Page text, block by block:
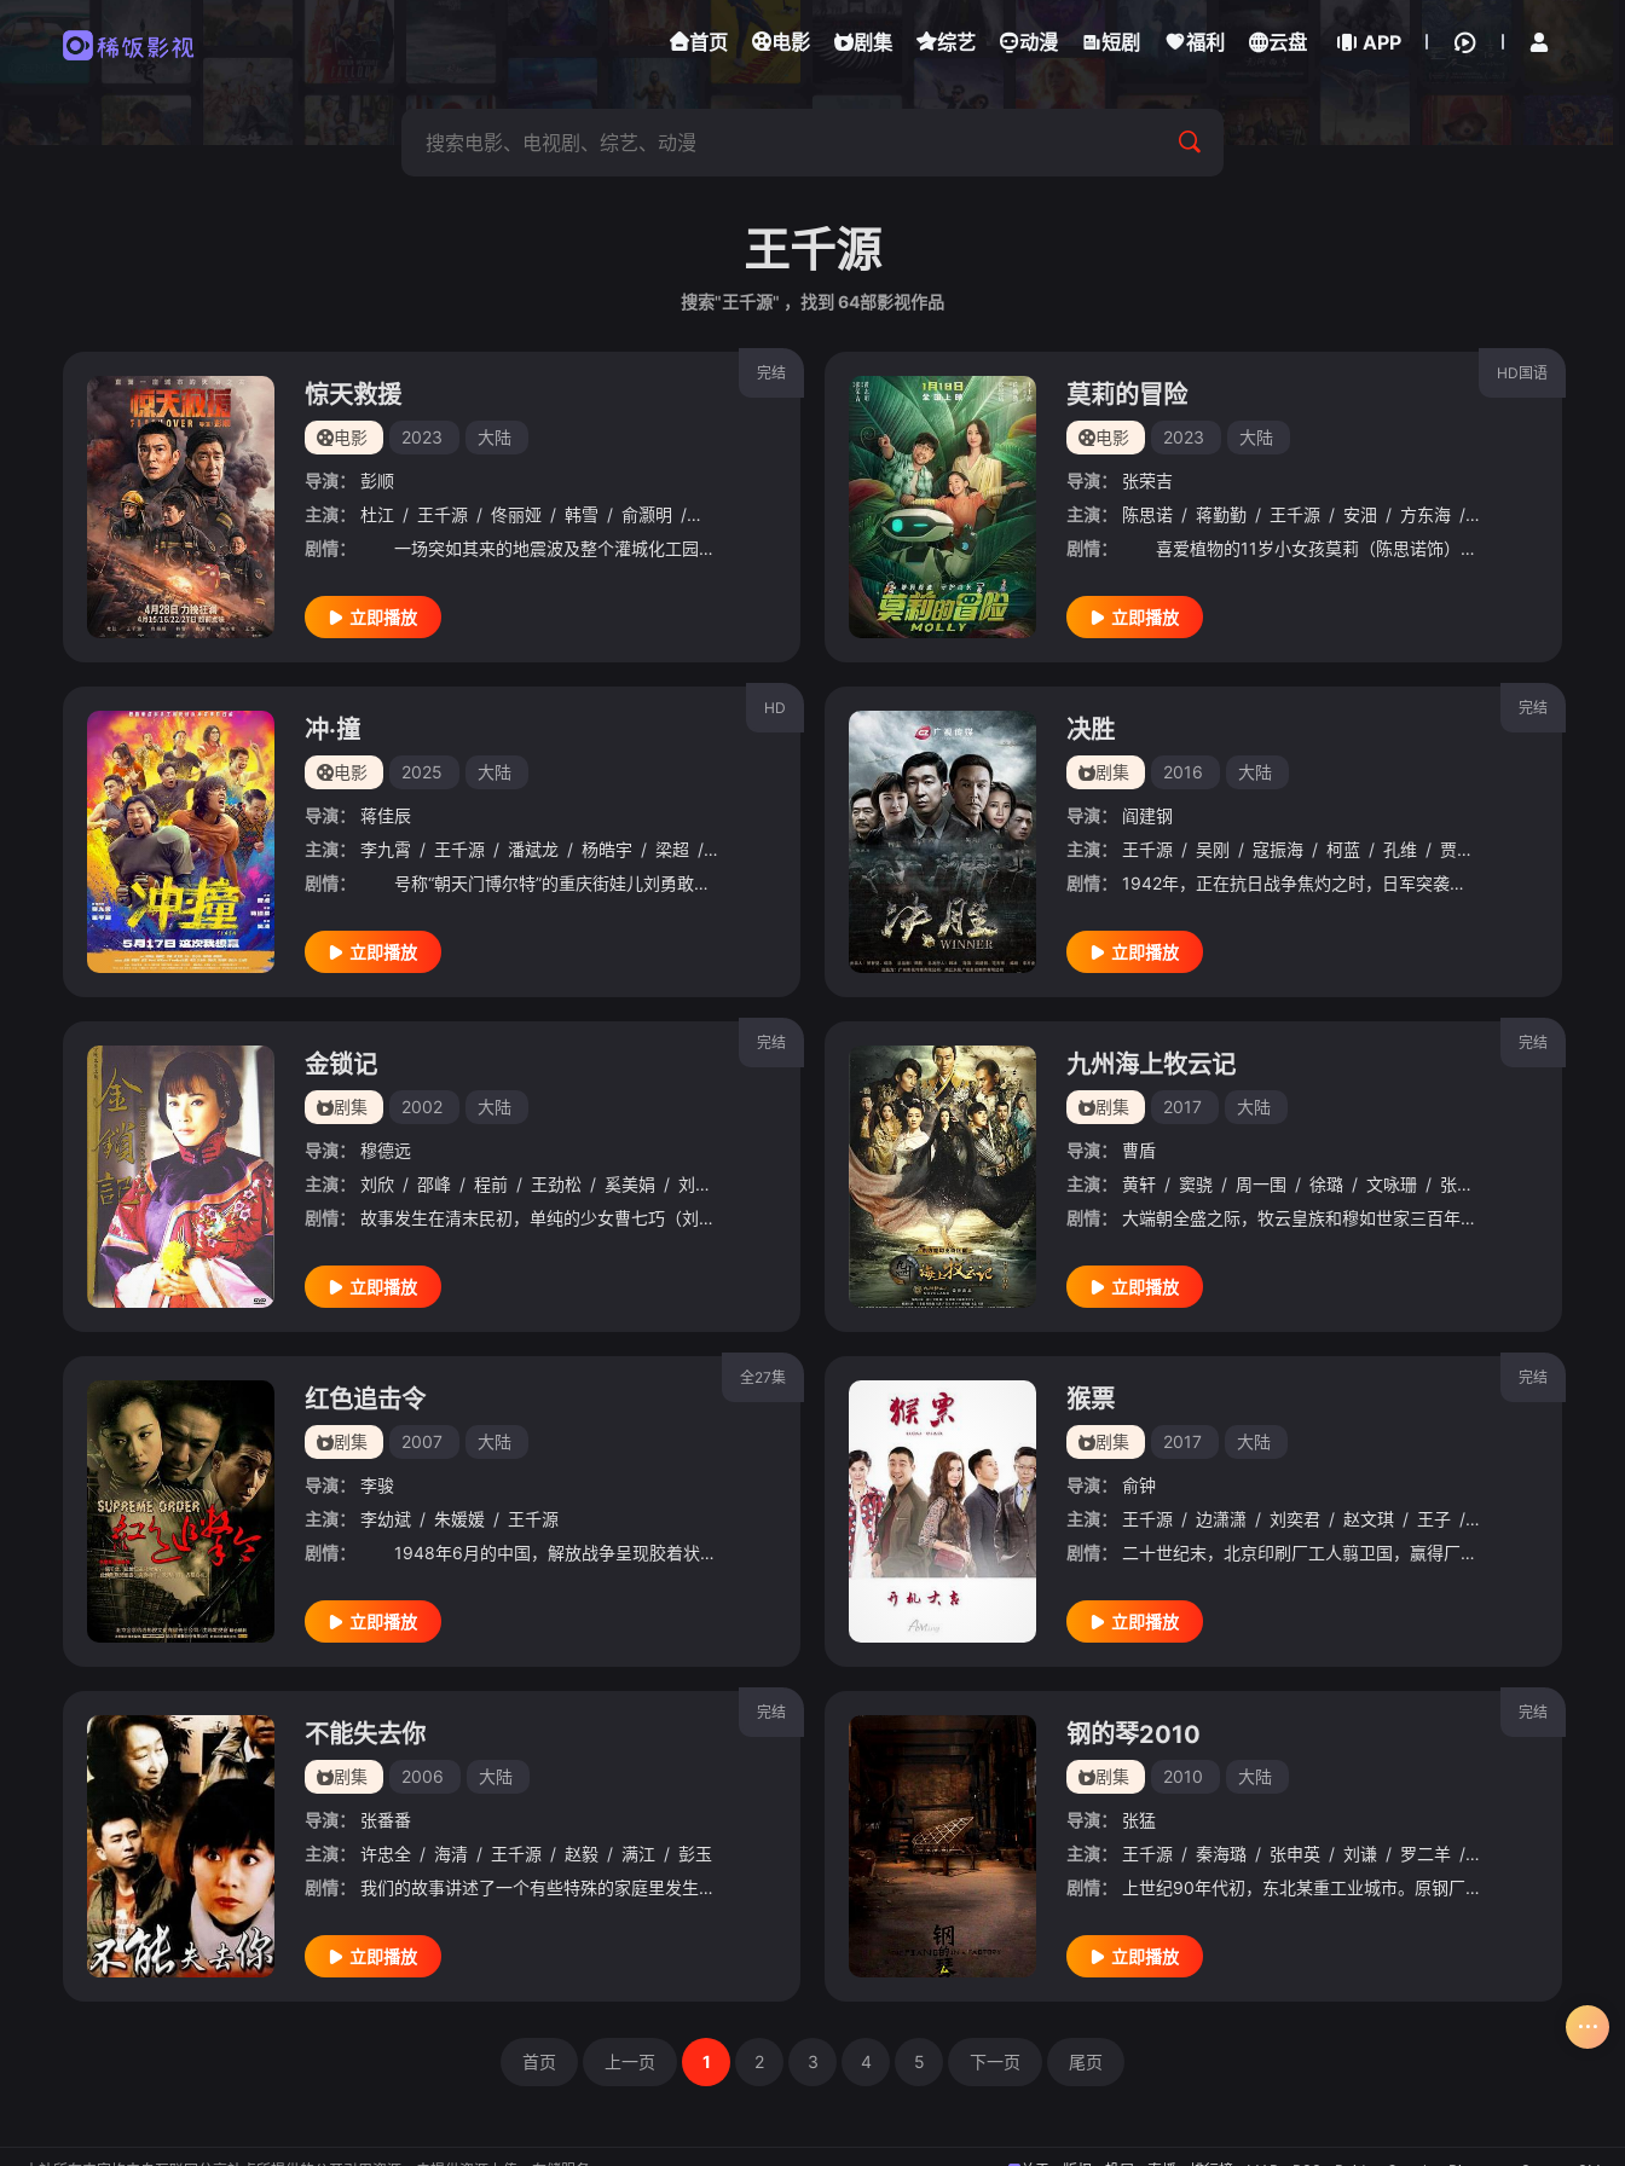
首页 电影 剧集 综艺 动漫 短剧 福利 云盘 APP
王千源
搜索"王千源" ，找到 64部影视作品
完结
惊天救援
电影 2023 大陆
导演：
彭顺
主演：
杜江 / 王千源 / 佟丽娅 / 韩雪 / 俞灏明 / 韩东君 蒋梦婕 / 胡军 / 徐正溪 / 罗嘉良 / 苏岩 / 丁海峰 / 印小天 / 张扬 / 李光复 / 郑中玉
剧情：
一场突如其来的地震波及整个灌城化工园区，管道泄漏触发爆炸不断。浓烟滚滚、火光冲天，灾难迅速升级，如果任其蔓延，整座城市将被夷为平地……面对要救火又要救人的严峻考验，消防救援站一众队员第一时间奔赴重
立即播放
HD国语
莫莉的冒险
电影 2023 大陆
导演：
张荣吉
主演：
陈思诺 / 蒋勤勤 / 王千源 / 安沺 / 方东海 / 方青卓
剧情：
喜爱植物的11岁小女孩莫莉（陈思诺饰），和植物学家爸爸（王千源饰）带回家的机器人阿鲁一起长大。爸爸意外失踪，莫莉在妈妈叶霖（蒋勤勤饰）的鼓励下，决定和阿鲁一起找回爸爸，而她要面对的成长挑战才刚刚开
立即播放
HD
冲·撞
电影 2025 大陆
导演：
蒋佳辰
主演：
李九霄 / 王千源 / 潘斌龙 / 杨皓宇 / 梁超 / 尚语贤 勃小龙 / 苏劲源 / 薛闻君 梁静 李雪琴 / 梁龙 / 马泰 / 老四 / 代乐乐 / 胡晓光
剧情：
号称“朝天门博尔特”的重庆街娃儿刘勇敢（李九霄饰），召集三十个兄弟，组成一支叫“码头工”的屌丝橄榄球队，一路逆袭，最终打败勇士国际联队，夺得永恒碗冠军。一群莽汉，将生活中的蝇营狗苟化为球场上的洪荒
立即播放
完结
决胜
剧集 2016 大陆
导演：
阎建钢
主演：
王千源 / 吴刚 / 寇振海 / 柯蓝 / 孔维 / 贾景晖
剧情：
1942年，正在抗日战争焦灼之时，日军突袭新四军在北方地区的一处兵工厂，保卫兵工厂的独立团特务连浴血奋战，终因寡不敌众，阵地失守，连长孔圆被俘。孔圆的哥哥孔方是一名大学数学教授，精通数学逻辑分析，
立即播放
完结
金锁记
剧集 2002 大陆
导演：
穆德远
主演：
刘欣 / 邵峰 / 程前 / 王劲松 / 奚美娟 / 刘永生 / 岳秀清 / 张龄心 / 贾延鹏 / 王千源 / 李艾佳 / 刘钊 / 马精武 / 吴竞 /
剧情：
故事发生在清末民初，单纯的少女曹七巧（刘欣 饰）喜欢上了出身名门的姜家三少爷季泽（邵峰 饰），然而，门不当户不对的两人之间的这份感情注定不会开花结果。为了能够待在季泽的身边，曹七巧接受了哥哥安排的
立即播放
完结
九州海上牧云记
剧集 2017 大陆
导演：
曹盾
主演：
黄轩 / 窦骁 / 周一围 / 徐璐 / 文咏珊 / 张佳宁
剧情：
大端朝全盛之际，牧云皇族和穆如世家三百年的盟约因为一个预言而冰裂。预言说，六皇子牧云笙执剑则天下大乱，而穆如寒江将成为未来的皇帝。以牧云栾和牧云德为代表的地方势力密谋趁机夺权，为此不惜与邪恶势力合
立即播放
全27集
红色追击令
剧集 2007 大陆
导演：
李骏
主演：
李幼斌 / 朱媛媛 / 王千源
剧情：
1948年6月的中国，解放战争呈现胶着状态，中国在两种不同命运、两种不同前途之间摇摆。 1948年6月的平西，已经被中国共产党解放，成为东北地区的一个重要兵站。但是由于第二次世界大战的历史沿革，
立即播放
完结
猴票
剧集 2017 大陆
导演：
俞钟
主演：
王千源 / 边潇潇 / 刘奕君 / 赵文琪 / 王子 / 石兆琪
剧情：
二十世纪末，北京印刷厂工人翦卫国，赢得厂花江明娟的好感。婚后江明娟发现翦卫国“骗”了自己，毅然生下孩子后离他而去。四姐因为喜爱翦峰，逐渐对翦卫国有了感情。翦卫国工厂倒闭去开出租，四姐拿出珍藏多年的
立即播放
完结
不能失去你
剧集 2006 大陆
导演：
张番番
主演：
许忠全 / 海清 / 王千源 / 赵毅 / 满江 / 彭玉
剧情：
我们的故事讲述了一个有些特殊的家庭里发生的故事。飒爽美丽的曲多多（海清 饰）是某剧团青年演员，三年前她为了爱情和少刚结婚，谁知婚后没多久丈夫便出国留学，她住在丈夫家，公公老段（许忠全 饰）是她唯一
立即播放
完结
钢的琴2010
剧集 2010 大陆
导演：
张猛
主演：
王千源 / 秦海璐 / 张申英 / 刘谦 / 罗二羊 / 国永振
剧情：
上世纪90年代初，东北某重工业城市。原钢厂工人陈桂林（王千源 饰）在下岗后，独自拉起了一支乐队，终日奔波在婚丧嫁娶、店铺开业的营生之中，生活勉强维持。他的妻子小菊（张申英 饰）离家出走，转投有钱的
立即播放
首页 上一页 1 2 3 4 5 下一页 尾页